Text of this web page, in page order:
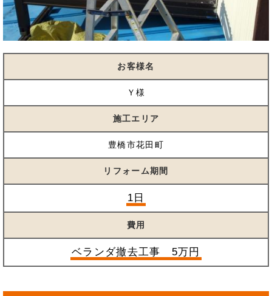
お客様名
Ｙ様
施工エリア
豊橋市花田町
リフォーム期間
1日
費用
ベランダ撤去工事 5万円